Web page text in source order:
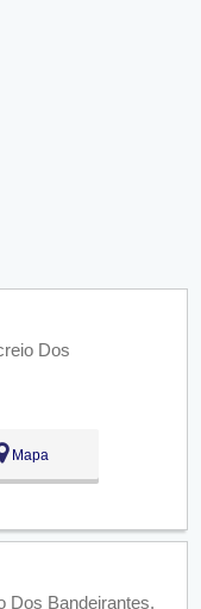
Dos
Mapa
Dos Bandeirantes,